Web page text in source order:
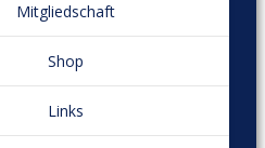
Mitgliedschaft
Shop
Links